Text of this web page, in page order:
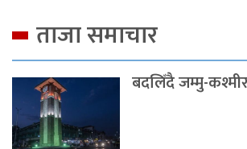
ताजा समाचार
बदलिँदै जम्मु-